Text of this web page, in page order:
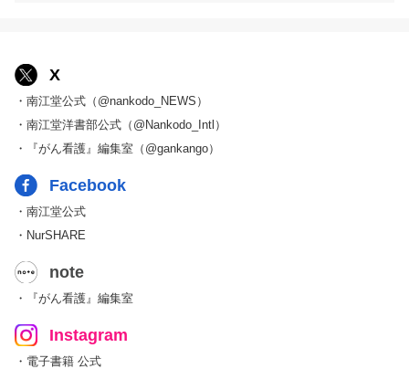
X
・南江堂公式（@nankodo_NEWS）
・南江堂洋書部公式（@Nankodo_Intl）
・『がん看護』編集室（@gankango）
Facebook
・南江堂公式
・NurSHARE
note
・『がん看護』編集室
Instagram
・電子書籍 公式